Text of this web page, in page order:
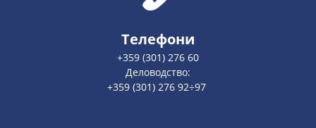
Телефони
+359 (301) 276 60
Деловодство:
+359 (301) 276 92÷97